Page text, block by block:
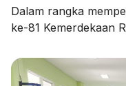
Kepercayaan Diri
Dalam rangka
ke-81 Kemerdekaan
berkebutuhan
Unsur Pelaksana